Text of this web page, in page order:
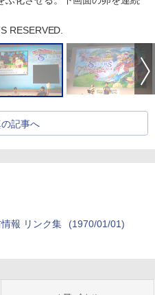
RESERVED.
記事へ
報 リンク集
(1970/01/01)